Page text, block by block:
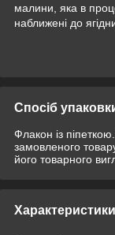
малини, яка в
наближені до
Спосіб
Флакон із
замовленого
його товарного
Характеристики